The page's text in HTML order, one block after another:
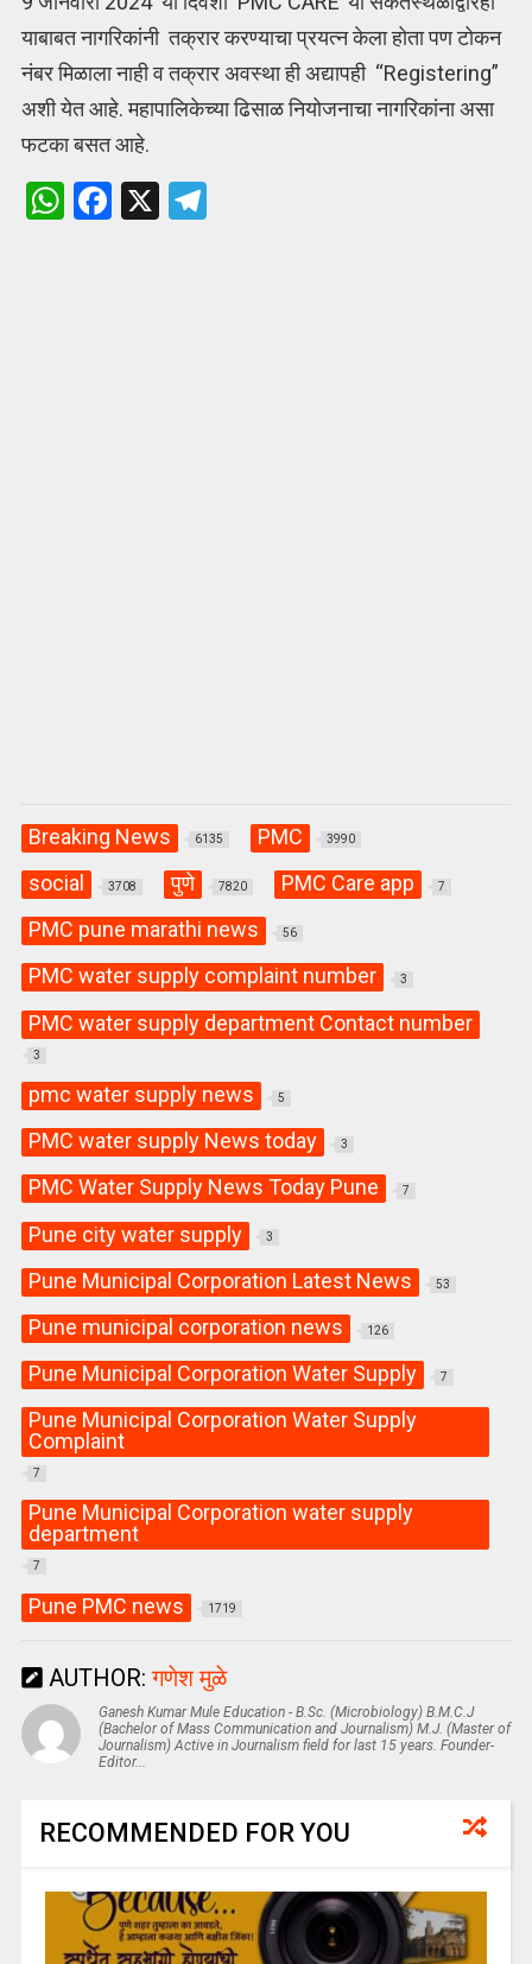
याबाबत नागरिकांनी तक्रार करण्याचा प्रयत्न केला होता पण टोकन
नंबर मिळाला नाही व तक्रार अवस्था ही अद्यापही “Registering”
अशी येत आहे. महापालिकेच्या ढिसाळ नियोजनाचा नागरिकांना असा
फटका बसत आहे.
W
F
X
Breaking News 6135 PMC 3990
social 3708 पुणे 7820 PMC Care app 7
PMC pune marathi news 56
PMC water supply complaint number 3
PMC water supply department Contact number
3
pmc water supply news 5
PMC water supply News today 3
PMC Water Supply News Today Pune 7
Pune city water supply 3
Pune Municipal Corporation Latest News 53
Pune municipal corporation news 126
Pune Municipal Corporation Water Supply 7
Pune Municipal Corporation Water Supply
Complaint
7
Pune Municipal Corporation water supply
department
7
Pune PMC news 1719
AUTHOR:गणेश मुळे
Ganesh Kumar Mule Education - B.Sc. (Microbiology) B.M.C.J
(Bachelor of Mass Communication and Journalism) M.J. (Master of
Journalism) Active in Journalism field for last 15 years. Founder-
Editor...
RECOMMENDED FOR YOU